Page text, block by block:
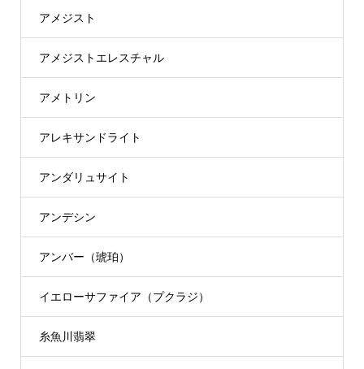
アメジスト
アメジストエレスチャル
アメトリン
アレキサンドライト
アンダリュサイト
アンデシン
アンバー（琥珀）
イエローサファイア（プクラジ）
糸魚川翡翠